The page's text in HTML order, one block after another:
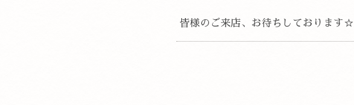
皆様のご来店、お待ちしております☆